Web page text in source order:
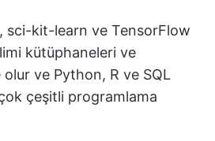
sci-kit-learn ve TensorFlow
kütüphaneleri ve
olur ve Python, R ve SQL
çeşitli programlama